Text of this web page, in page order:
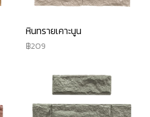
หินทรายเคาะนูน
209